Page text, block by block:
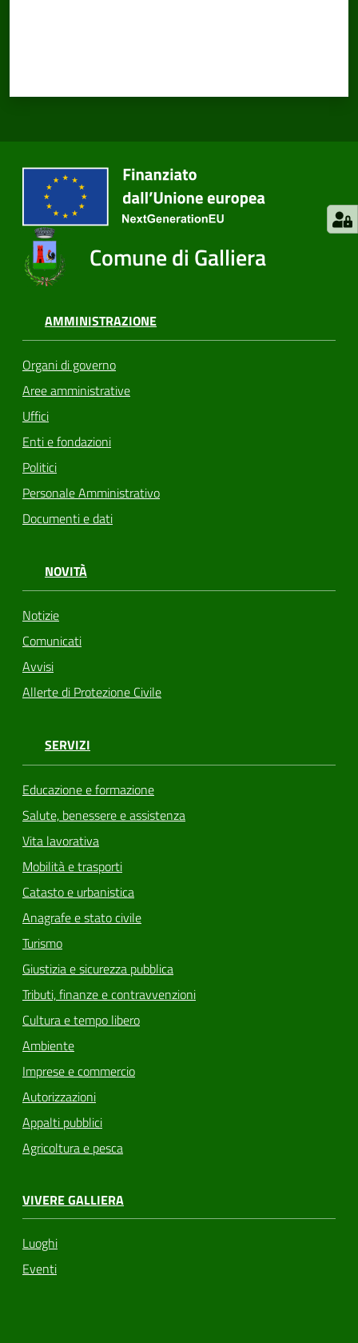
Comune di Galliera
AMMINISTRAZIONE
Organi di governo
Aree amministrative
Uffici
Enti e fondazioni
Politici
Personale Amministrativo
Documenti e dati
NOVITÀ
Notizie
Comunicati
Avvisi
Allerte di Protezione Civile
SERVIZI
Educazione e formazione
Salute, benessere e assistenza
Vita lavorativa
Mobilità e trasporti
Catasto e urbanistica
Anagrafe e stato civile
Turismo
Giustizia e sicurezza pubblica
Tributi, finanze e contravvenzioni
Cultura e tempo libero
Ambiente
Imprese e commercio
Autorizzazioni
Appalti pubblici
Agricoltura e pesca
VIVERE GALLIERA
Luoghi
Eventi